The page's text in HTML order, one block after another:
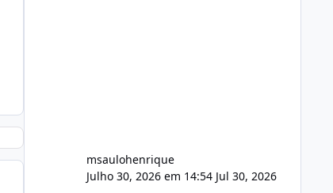
msaulohenrique
Julho 30, 2026 em 14:54 Jul 30, 2026